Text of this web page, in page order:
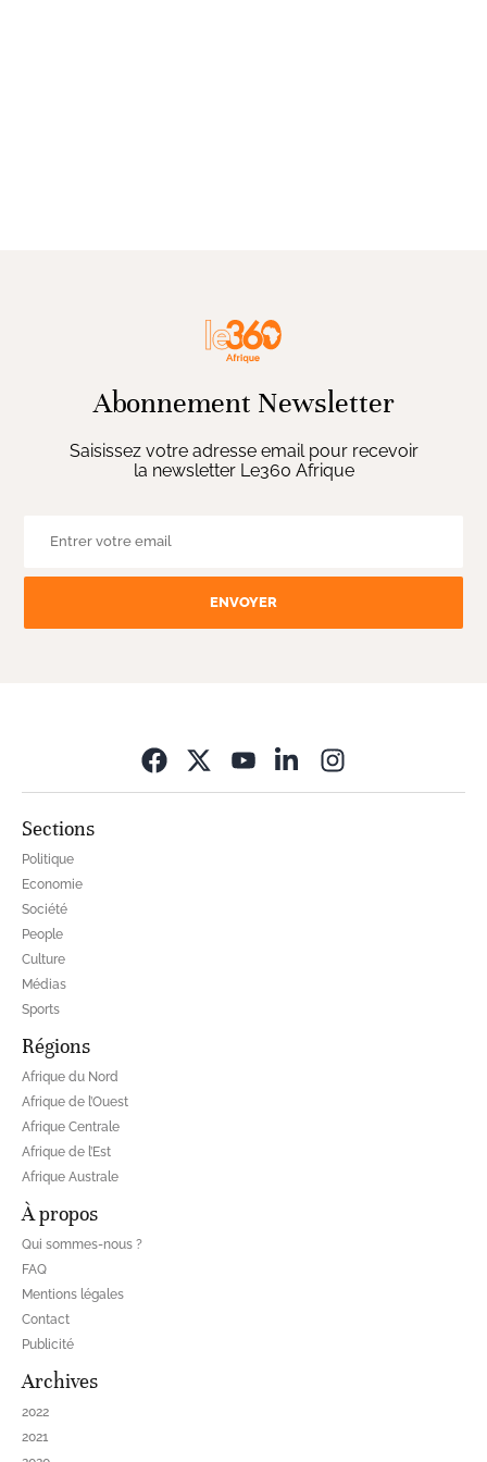
Abonnement Newsletter
Saisissez votre adresse email pour recevoir
la newsletter Le360 Afrique
ENVOYER
Sections
Politique
Economie
Société
People
Culture
Médias
Sports
Régions
Afrique du Nord
Afrique de l’Ouest
Afrique Centrale
Afrique de l’Est
Afrique Australe
À propos
Qui sommes-nous ?
FAQ
Mentions légales
Contact
Publicité
Archives
2022
2021